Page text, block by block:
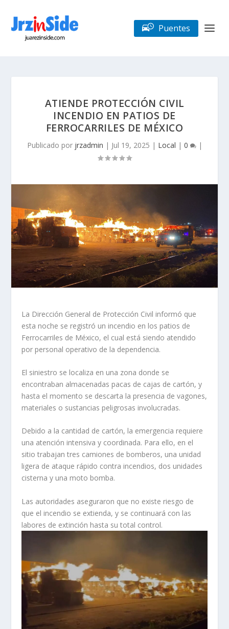
Puentes
ATIENDE PROTECCIÓN CIVIL
INCENDIO EN PATIOS DE
FERROCARRILES DE MÉXICO
Publicado por jrzadmin | Jul 19, 2025 | Local | 0 |
La Dirección General de Protección Civil informó que
esta noche se registró un incendio en los patios de
Ferrocarriles de México, el cual está siendo atendido
por personal operativo de la dependencia.
El siniestro se localiza en una zona donde se
encontraban almacenadas pacas de cajas de cartón, y
hasta el momento se descarta la presencia de vagones,
materiales o sustancias peligrosas involucradas.
Debido a la cantidad de cartón, la emergencia requiere
una atención intensiva y coordinada. Para ello, en el
sitio trabajan tres camiones de bomberos, una unidad
ligera de ataque rápido contra incendios, dos unidades
cisterna y una moto bomba.
Las autoridades aseguraron que no existe riesgo de
que el incendio se extienda, y se continuará con las
labores de extinción hasta su total control.